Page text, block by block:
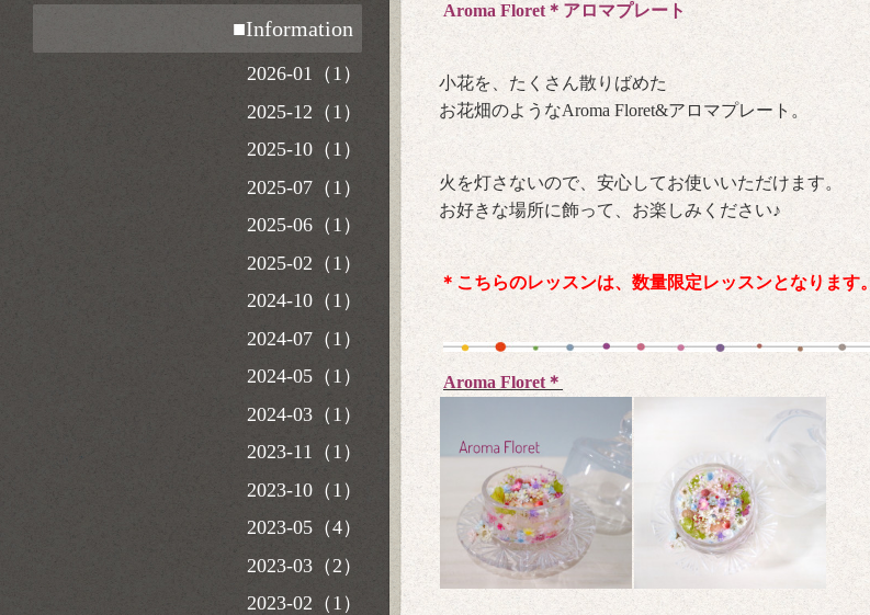
Aroma Floret＊アロマプレート
小花を、たくさん散りばめた
お花畑のようなAroma Floret&アロマプレート。
火を灯さないので、安心してお使いいただけます。
お好きな場所に飾って、お楽しみください♪
＊こちらのレッスンは、数量限定レッスンとなります。
Aroma Floret＊
■Information
2026-01（1）
2025-12（1）
2025-10（1）
2025-07（1）
2025-06（1）
2025-02（1）
2024-10（1）
2024-07（1）
2024-05（1）
2024-03（1）
2023-11（1）
2023-10（1）
2023-05（4）
2023-03（2）
2023-02（1）